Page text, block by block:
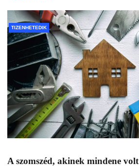
TIZENHETEDIK
A szomszéd, akinek mindene volt